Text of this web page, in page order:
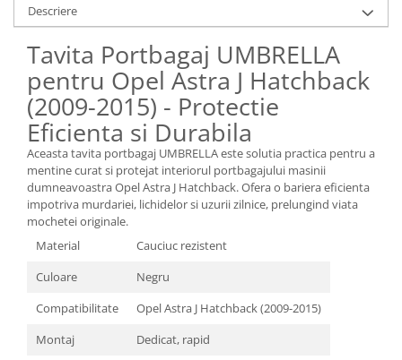
Descriere
Tavita Portbagaj UMBRELLA
pentru Opel Astra J Hatchback
(2009-2015) - Protectie
Eficienta si Durabila
Aceasta tavita portbagaj UMBRELLA este solutia practica pentru a
mentine curat si protejat interiorul portbagajului masinii
dumneavoastra Opel Astra J Hatchback. Ofera o bariera eficienta
impotriva murdariei, lichidelor si uzurii zilnice, prelungind viata
mochetei originale.
Material
Cauciuc rezistent
Culoare
Negru
Compatibilitate
Opel Astra J Hatchback (2009-2015)
Montaj
Dedicat, rapid